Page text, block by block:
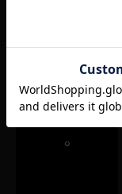
(税込)